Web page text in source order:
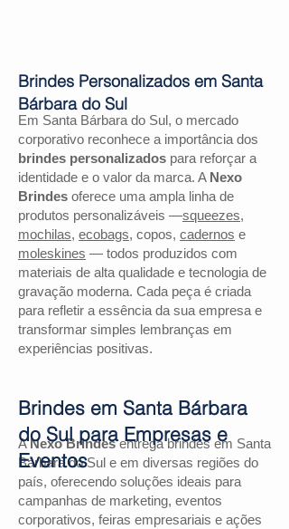
Em Santa Bárbara do Sul, o mercado
corporativo reconhece a importância dos
brindes personalizados para reforçar a
identidade e o valor da marca. A Nexo
Brindes oferece uma ampla linha de
produtos personalizáveis —squeezes,
mochilas, ecobags, copos, cadernos e
moleskines — todos produzidos com
materiais de alta qualidade e tecnologia de
gravação moderna. Cada peça é criada
para refletir a essência da sua empresa e
transformar simples lembranças em
experiências positivas.
ANexo Brindesentrega brindes em Santa
Bárbara do Sul e em diversas regiões do
país, oferecendo soluções ideais para
campanhas de marketing, eventos
corporativos, feiras empresariais e ações
Brindes Personalizados em Santa
Bárbara do Sul
Brindes em Santa Bárbara
do Sul para Empresas e
Eventos